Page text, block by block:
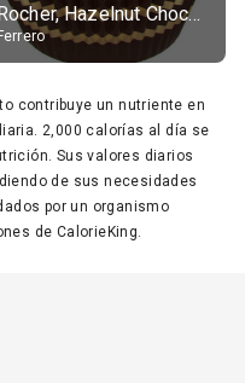
Rocher, Hazelnut Chocolate Ball
Ferrero
contribuye un nutriente en
2,000 calorías al día se
Sus valores diarios
de sus necesidades
por un organismo
de CalorieKing.